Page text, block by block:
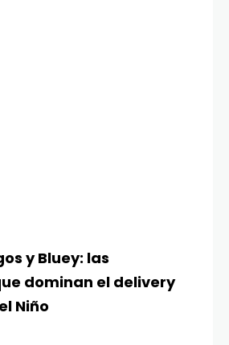
y Bluey: las
dominan el delivery
Niño